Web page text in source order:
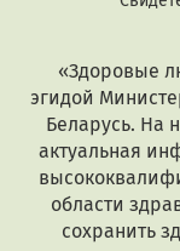
«Здоровые
эгидой
Беларусь. На
актуальная
области
сохранить